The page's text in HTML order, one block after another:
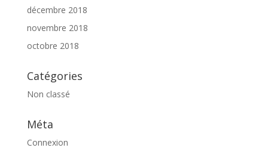
décembre 2018
novembre 2018
octobre 2018
Catégories
Non classé
Méta
Connexion